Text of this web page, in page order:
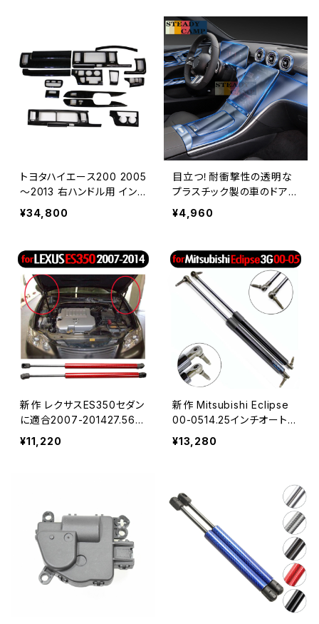
ンテリアデザイン
トヨタハイエース200 2005
～2013 右ハンドル用 イン
サイドパネル グロスブラッ
クスタイル 車の装飾 カバー
ン
¥34,800
目立つ！耐衝撃性の透明な
プラスチック製の車のドアセ
ンターコンソール Benz C
クラス w206 2022 耐スク
ー
¥4,960
新作 レクサスES350セダン
に適合2007-201427.56イ
ンチフロントフードガススプ
リングチャージリフトはスト
¥11,220
新作 Mitsubishi Eclipse
00-0514.25インチオートテ
ールゲートブーツガスチャ
ージスプリングリフトサポー
¥13,280